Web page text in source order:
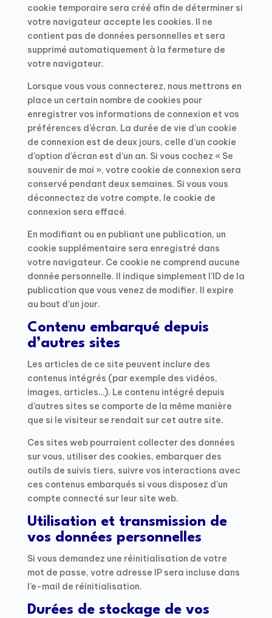
cookie temporaire sera créé afin de déterminer si
votre navigateur accepte les cookies. Il ne
contient pas de données personnelles et sera
supprimé automatiquement à la fermeture de
votre navigateur.
Lorsque vous vous connecterez, nous mettrons en
place un certain nombre de cookies pour
enregistrer vos informations de connexion et vos
préférences d’écran. La durée de vie d’un cookie
de connexion est de deux jours, celle d’un cookie
d’option d’écran est d’un an. Si vous cochez « Se
souvenir de moi », votre cookie de connexion sera
conservé pendant deux semaines. Si vous vous
déconnectez de votre compte, le cookie de
connexion sera effacé.
En modifiant ou en publiant une publication, un
cookie supplémentaire sera enregistré dans
votre navigateur. Ce cookie ne comprend aucune
donnée personnelle. Il indique simplement l’ID de la
publication que vous venez de modifier. Il expire
au bout d’un jour.
Contenu embarqué depuis
d’autres sites
Les articles de ce site peuvent inclure des
contenus intégrés (par exemple des vidéos,
images, articles…). Le contenu intégré depuis
d’autres sites se comporte de la même manière
que si le visiteur se rendait sur cet autre site.
Ces sites web pourraient collecter des données
sur vous, utiliser des cookies, embarquer des
outils de suivis tiers, suivre vos interactions avec
ces contenus embarqués si vous disposez d’un
compte connecté sur leur site web.
Utilisation et transmission de
vos données personnelles
Si vous demandez une réinitialisation de votre
mot de passe, votre adresse IP sera incluse dans
l’e-mail de réinitialisation.
Durées de stockage de vos